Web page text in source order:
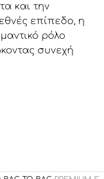
και την
επίπεδο, η
ρόλο
συνεχή